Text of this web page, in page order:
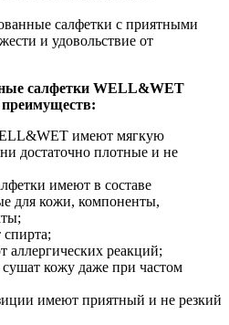
салфетки с приятными
и удовольствие от
салфетки WELL&WET
имеют мягкую
достаточно плотные и не
имеют в составе
для кожи, компоненты,
спирта;
аллергических реакций;
кожу даже при частом
имеют приятный и не резкий